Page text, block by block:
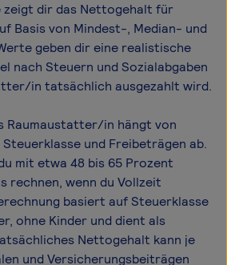
zeigt dir das Netto­gehalt für
Basis von Mindest-, Median- und
geben dir eine realistische
nach Steuern und Sozialabgaben
in tatsächlich ausgezahlt wird.
Raumaustatter/in hängt von
und Freibeträgen ab.
mit etwa 48 bis 65 Prozent
rechnen, wenn du Vollzeit
basiert auf Steuerklasse
ohne Kinder und dient als
Nettogehalt kann je
und Versicherungsbeiträgen